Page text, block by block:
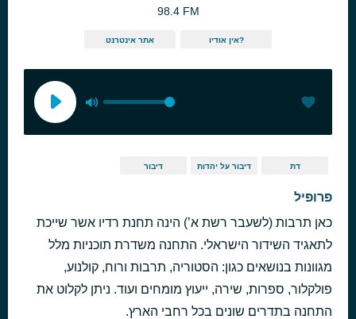
98.4 FM
אתר אינטרנט אין אודיו?
דיבור דיבור על יהדות דת
פרופיל
כאן תרבות (לשעבר רשת א’) הינה תחנת רדיו אשר שייכת
לתאגיד השידור הישראלי. התחנה משדרת תוכניות מלל
מגוונות בנושאים כגון: הסטוריה, תרבות ורוח, קולנוע,
פולקלור, ספרות, שירה, ייעוץ מומחים ועוד. ניתן לקלוט את
התחנה בתדרים שונים בכל רחבי הארץ.